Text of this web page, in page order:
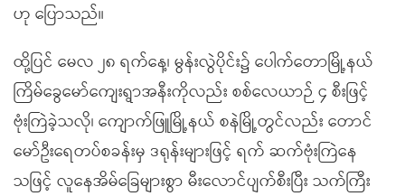
ဟု ပြောသည်။
ထို့ပြင် မေလ ၂၈ ရက်နေ့၊ မွန်းလွဲပိုင်း၌ ပေါက်တောမြို့နယ်
ကြိမ်ခွေမော်ကျေးရွာအနီးကိုလည်း စစ်လေယာဉ် ၄ စီးဖြင့်
ဗုံးကြဲခဲ့သလို၊ ကျောက်ဖြူမြို့နယ် စနဲမြို့တွင်လည်း တောင်
မော်ဦးရေတပ်စခန်းမှ ဒရုန်းများဖြင့် ရက် ဆက်ဗုံးကြဲနေ
သဖြင့် လူနေအိမ်ခြေများစွာ မီးလောင်ပျက်စီးပြီး သက်ကြီး